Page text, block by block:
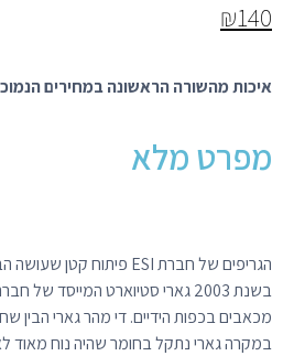
₪140
איכות מהשורה הראשונה במחירים
מפרט מלא
הגריפים של חברת ESI פיתוח קטן שעושה הבדל גדול!
מכאבים בכפות הידיים. די מהר גארי הבין
במקרה גארי נתקל בחומר שהיה נוח מאוד